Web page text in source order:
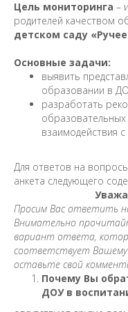
Цель мониторинга –
родителей качеством
детском саду
Основные задачи:
выявить
образовании в
разработать
взаимодействия
Для ответов на
анкета следующего
Просим Вас ответить
Внимательно
вариант ответа,
соответствует
оставьте свой
Почему Вы
ДОУ в